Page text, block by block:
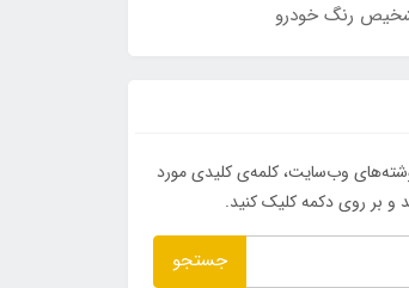
رنگ خودرو
وب‌سایت، کلمه‌ی کلیدی مورد
و بر روی دکمه کلیک کنید.
جستجو